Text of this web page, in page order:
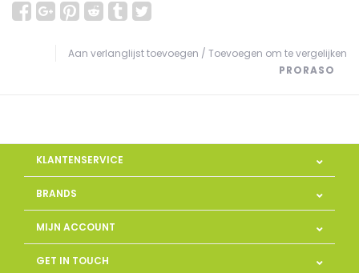
Aan verlanglijst toevoegen / Toevoegen om te vergelijken
PRORASO
KLANTENSERVICE
BRANDS
MIJN ACCOUNT
GET IN TOUCH